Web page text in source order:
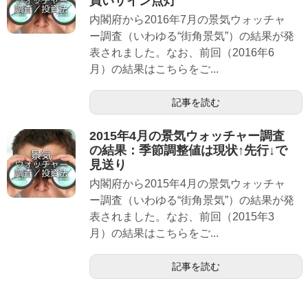
内閣府から2016年7月の景気ウォッチャ
ー調査（いわゆる“街角景気”）の結果が発
表されました。なお、前回（2016年6
月）の結果はこちらをご...
記事を読む
2015年4月の景気ウォッチャー調査
の結果：季節調整値は現状↑先行↓で
見送り
内閣府から2015年4月の景気ウォッチャ
ー調査（いわゆる“街角景気”）の結果が発
表されました。なお、前回（2015年3
月）の結果はこちらをご...
記事を読む